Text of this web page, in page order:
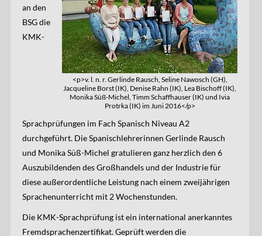
<p>v. l. n. r. Gerlinde Rausch, Seline Nawosch (GH),
Jacqueline Borst (IK), Denise Rahn (IK), Lea Bischoff (IK),
Monika Süß-Michel, Timm Schaffhauser (IK) und Ivia
Protrka (IK) im Juni 2016</p>
an den
BSG die
KMK-
Sprachprüfungen im Fach Spanisch Niveau A2
durchgeführt. Die Spanischlehrerinnen Gerlinde Rausch
und Monika Süß-Michel gratulieren ganz herzlich den 6
Auszubildenden des Großhandels und der Industrie für
diese außerordentliche Leistung nach einem zweijährigen
Sprachenunterricht mit 2 Wochenstunden.
Die KMK-Sprachprüfung ist ein international anerkanntes
Fremdsprachenzertifikat. Geprüft werden die